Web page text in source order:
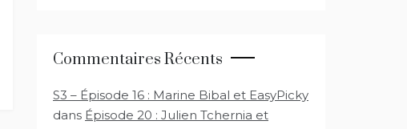
Commentaires Récents
S3 – Épisode 16 : Marine Bibal et EasyPicky
dans Épisode 20 : Julien Tchernia et